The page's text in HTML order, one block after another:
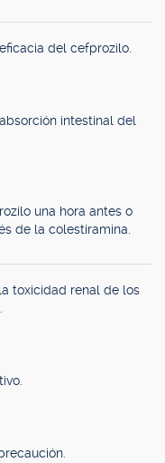
del cefprozilo.
intestinal del
una hora antes o
de la colestiramina.
toxicidad renal de los